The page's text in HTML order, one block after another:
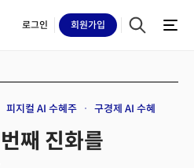
로그인 회원가입
피지컬 AI 수혜주 구경제 AI 수혜
째 진화를